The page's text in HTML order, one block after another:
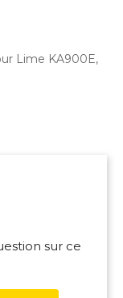
Lime KA900E,
sur ce